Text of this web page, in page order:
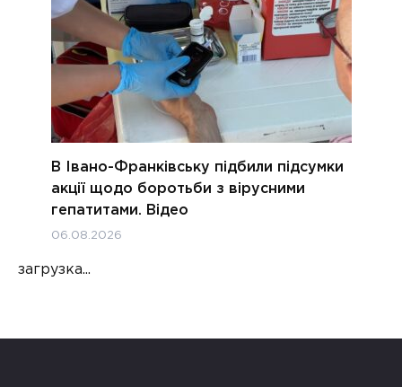
В Івано-Франківську підбили підсумки
акції щодо боротьби з вірусними
гепатитами. Відео
06.08.2026
загрузка...